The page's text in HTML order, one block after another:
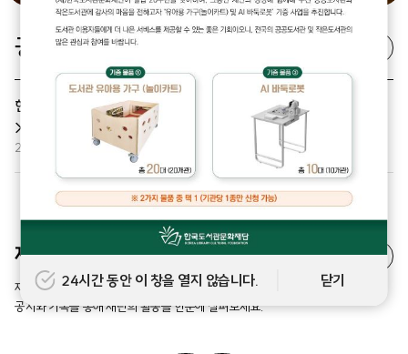
공지사항
한국도서관문화재단 설립 20주년 기념 사업 <도서관 물품 기증 공모
> 사업 안내
2026.07.27
재단 소식
재단의 주요 소식은 물론, 현장에서 함께 만든 의미 있는 순간들을 공유합니다.
공지와 기록을 통해 재단의 활동을 한눈에 살펴보세요.
자세히보기
24시간 동안 이 창을 열지 않습니다. 닫기